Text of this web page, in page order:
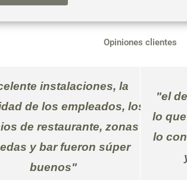
Opiniones clientes
instalaciones, la
de los empleados, los
de restaurante, zonas
y bar fueron súper
buenos"
"el
lo
lo